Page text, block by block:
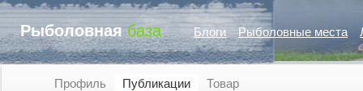
Рыболовная база Блоги Рыболовные места
Профиль Публикации Товар